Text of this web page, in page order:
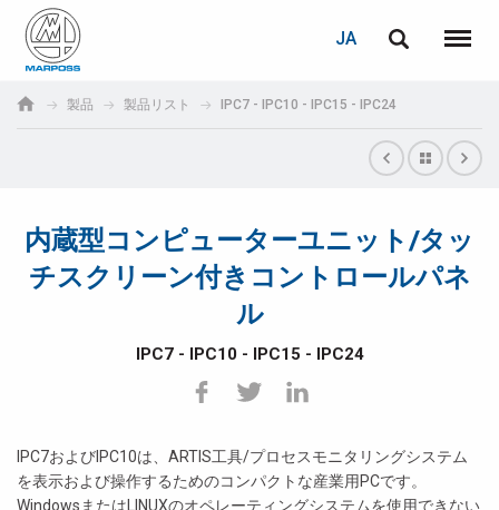
S.p.A.
JA
メニ
製品 製品リスト IPC7 - IPC10 - IPC15 - IPC24
内蔵型コンピューターユニット/タッ
チスクリーン付きコントロールパネ
ル
IPC7 - IPC10 - IPC15 - IPC24
IPC7およびIPC10は、ARTIS工具/プロセスモニタリングシステム
を表示および操作するためのコンパクトな産業用PCです。
WindowsまたはLINUXのオペレーティングシステムを使用できない
Deutsch
Español
日本語 (Japanese)
中文 (Chinese)
ログイン
パスワード
こちらをクリック